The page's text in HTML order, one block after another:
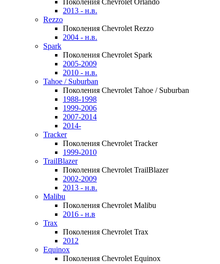
Поколения Chevrolet Orlando
2013 - н.в.
Rezzo
Поколения Chevrolet Rezzo
2004 - н.в.
Spark
Поколения Chevrolet Spark
2005-2009
2010 - н.в.
Tahoe / Suburban
Поколения Chevrolet Tahoe / Suburban
1988-1998
1999-2006
2007-2014
2014-
Tracker
Поколения Chevrolet Tracker
1999-2010
TrailBlazer
Поколения Chevrolet TrailBlazer
2002-2009
2013 - н.в.
Malibu
Поколения Chevrolet Malibu
2016 - н.в
Trax
Поколения Chevrolet Trax
2012
Equinox
Поколения Chevrolet Equinox